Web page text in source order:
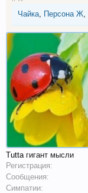
Чайка
Персона Ж
Tutta гигант мысли
Регистрация:
Сообщения:
Симпатии: